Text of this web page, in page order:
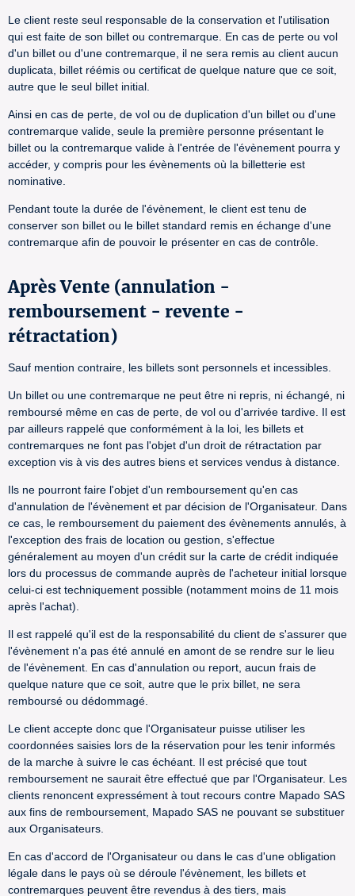
Le client reste seul responsable de la conservation et l'utilisation
qui est faite de son billet ou contremarque. En cas de perte ou vol
d'un billet ou d'une contremarque, il ne sera remis au client aucun
duplicata, billet réémis ou certificat de quelque nature que ce soit,
autre que le seul billet initial.
Ainsi en cas de perte, de vol ou de duplication d'un billet ou d'une
contremarque valide, seule la première personne présentant le
billet ou la contremarque valide à l'entrée de l'évènement pourra y
accéder, y compris pour les évènements où la billetterie est
nominative.
Pendant toute la durée de l'évènement, le client est tenu de
conserver son billet ou le billet standard remis en échange d'une
contremarque afin de pouvoir le présenter en cas de contrôle.
Après Vente (annulation -
remboursement - revente -
rétractation)
Sauf mention contraire, les billets sont personnels et incessibles.
Un billet ou une contremarque ne peut être ni repris, ni échangé, ni
remboursé même en cas de perte, de vol ou d'arrivée tardive. Il est
par ailleurs rappelé que conformément à la loi, les billets et
contremarques ne font pas l'objet d'un droit de rétractation par
exception vis à vis des autres biens et services vendus à distance.
Ils ne pourront faire l'objet d'un remboursement qu'en cas
d'annulation de l'évènement et par décision de l'Organisateur. Dans
ce cas, le remboursement du paiement des évènements annulés, à
l'exception des frais de location ou gestion, s'effectue
généralement au moyen d'un crédit sur la carte de crédit indiquée
lors du processus de commande auprès de l'acheteur initial lorsque
celui-ci est techniquement possible (notamment moins de 11 mois
après l'achat).
Il est rappelé qu'il est de la responsabilité du client de s'assurer que
l'évènement n'a pas été annulé en amont de se rendre sur le lieu
de l'évènement. En cas d'annulation ou report, aucun frais de
quelque nature que ce soit, autre que le prix billet, ne sera
remboursé ou dédommagé.
Le client accepte donc que l'Organisateur puisse utiliser les
coordonnées saisies lors de la réservation pour les tenir informés
de la marche à suivre le cas échéant. Il est précisé que tout
remboursement ne saurait être effectué que par l'Organisateur. Les
clients renoncent expressément à tout recours contre Mapado SAS
aux fins de remboursement, Mapado SAS ne pouvant se substituer
aux Organisateurs.
En cas d'accord de l'Organisateur ou dans le cas d'une obligation
légale dans le pays où se déroule l'évènement, les billets et
contremarques peuvent être revendus à des tiers, mais